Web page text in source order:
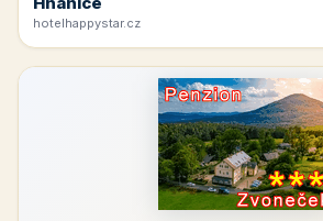
Vinařství Maláník Osička
vinarstvimalanik.cz